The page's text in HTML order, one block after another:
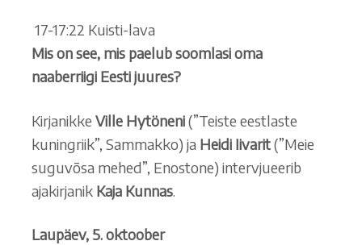
17-17:22 Kuisti-lava
Mis on see, mis paelub soomlasi oma
naaberriigi Eesti juures?
Kirjanikke Ville Hytöneni(”Teiste eestlaste
kuningriik”, Sammakko) ja Heidi Iivarit(”Meie
suguvõsa mehed”, Enostone) intervjueerib
ajakirjanik Kaja Kunnas.
Laupäev, 5. oktoober